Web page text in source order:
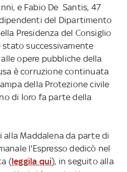
e Fabio De Santis, 47
del Dipartimento
Presidenza del Consiglio
stato successivamente
opere pubbliche della
è corruzione continuata
della Protezione civile
di loro fa parte della
alla Maddalena da parte di
l'Espresso dedicò nel
(leggila qui), in seguito alla